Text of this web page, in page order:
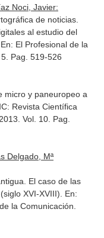
Noci, Javier:
de noticias.
al estudio del
En: El Profesional de la
5. Pag. 519-526
micro y paneuropeo a
Revista Científica
2013. Vol. 10. Pag.
Delgado, Mª
El caso de las
XVI-XVIII). En:
la Comunicación